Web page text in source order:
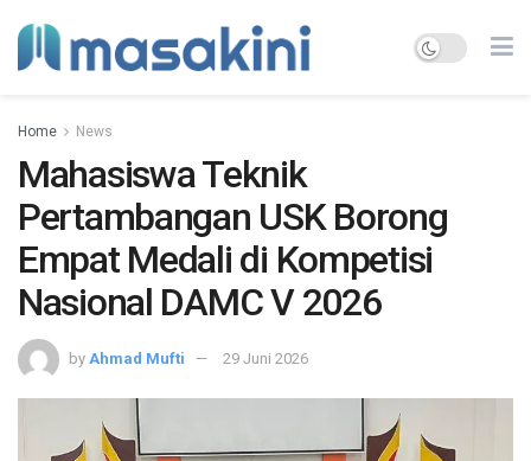
Home News
Mahasiswa Teknik
Pertambangan USK Borong
Empat Medali di Kompetisi
Nasional DAMC V 2026
by Ahmad Mufti 29 Juni 2026